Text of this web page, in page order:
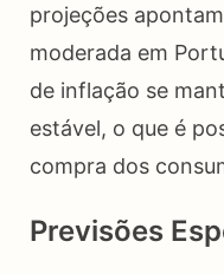
projeções
moderada em
de inflação se
estável, o que é
compra dos
Previsões